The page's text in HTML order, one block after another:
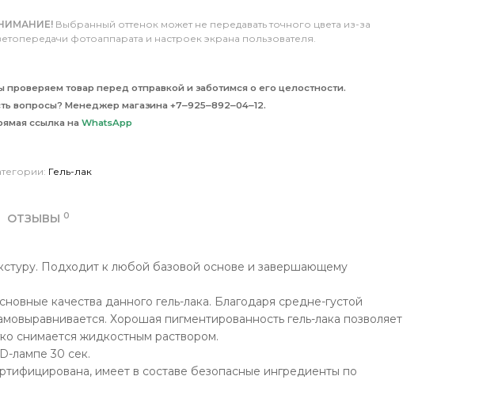
Выбранный оттенок может не передавать точного цвета из-за
фотоаппарата и настроек экрана пользователя.
проверяем товар перед отправкой и заботимся о его целостности.
вопросы? Менеджер магазина +7‒925‒892‒04‒12.
ссылка на WhatsApp
Гель-лак
ОТЗЫВЫ 0
Подходит к любой базовой основе и завершающему
качества данного гель-лака. Благодаря средне-густой
Хорошая пигментированность гель-лака позволяет
снимается жидкостным раствором.
лампе 30 сек.
имеет в составе безопасные ингредиенты по